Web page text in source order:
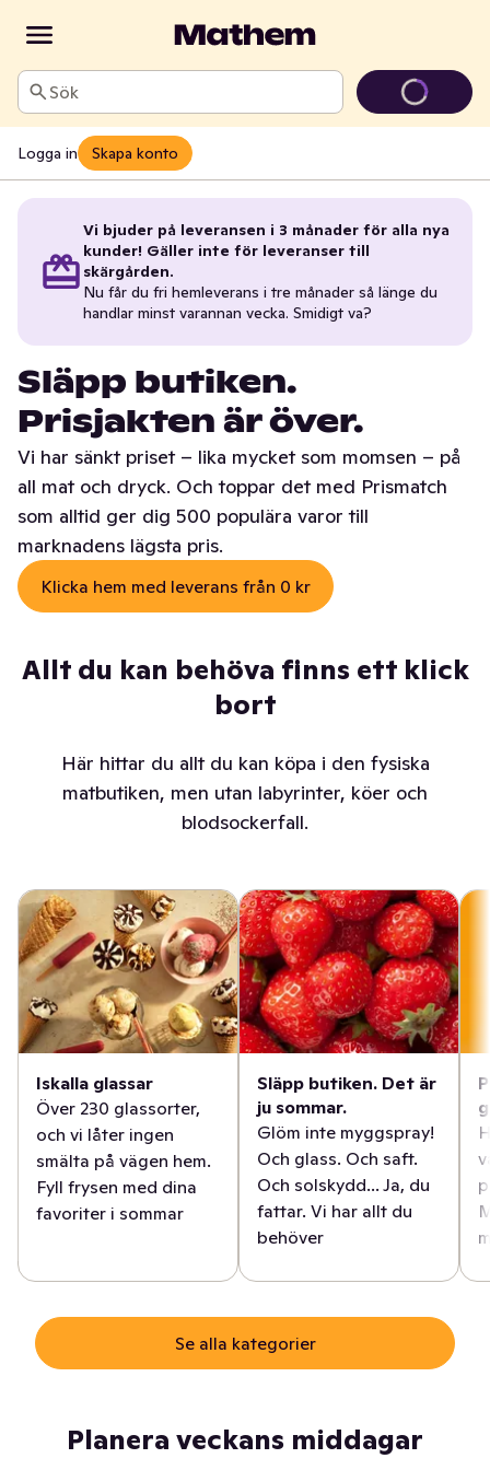
Sök
Logga in Skapa konto
Vi bjuder på leveransen i 3 månader för alla nya
kunder! Gäller inte för leveranser till
skärgården.
Nu får du fri hemleverans i tre månader så länge du
handlar minst varannan vecka. Smidigt va?
Släpp butiken.
Prisjakten är över.
Vi har sänkt priset – lika mycket som momsen – på
all mat och dryck. Och toppar det med Prismatch
som alltid ger dig 500 populära varor till
marknadens lägsta pris.
Klicka hem med leverans från 0 kr
Allt du kan behöva finns ett klick
bort
Här hittar du allt du kan köpa i den fysiska
matbutiken, men utan labyrinter, köer och
blodsockerfall.
Iskalla glassar
Över 230 glassorter,
och vi låter ingen
smälta på vägen hem.
Fyll frysen med dina
favoriter i sommar
Släpp butiken. Det är
ju sommar.
Glöm inte myggspray!
Och glass. Och saft.
Och solskydd... Ja, du
fattar. Vi har allt du
behöver
Se alla kategorier
Planera veckans middagar